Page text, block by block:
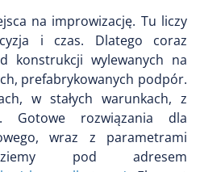
na improwizację. Tu liczy
i czas. Dlatego coraz
konstrukcji wylewanych na
prefabrykowanych podpór.
w stałych warunkach, z
Gotowe rozwiązania dla
wraz z parametrami
pod adresem